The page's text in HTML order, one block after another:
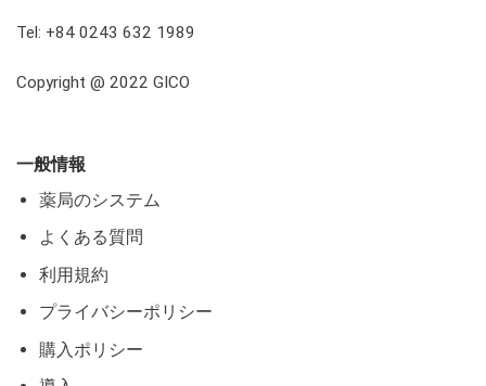
Tel: +84 0243 632 1989
Copyright @ 2022 GICO
一般情報
薬局のシステム
よくある質問
利用規約
プライバシーポリシー
購入ポリシー